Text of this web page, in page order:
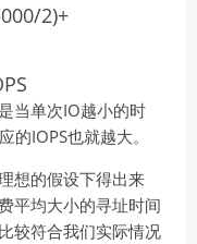
2)+
当单次IO越小的时
IOPS也就越大。
想的假设下得出来
平均大小的寻址时间
较符合我们实际情况